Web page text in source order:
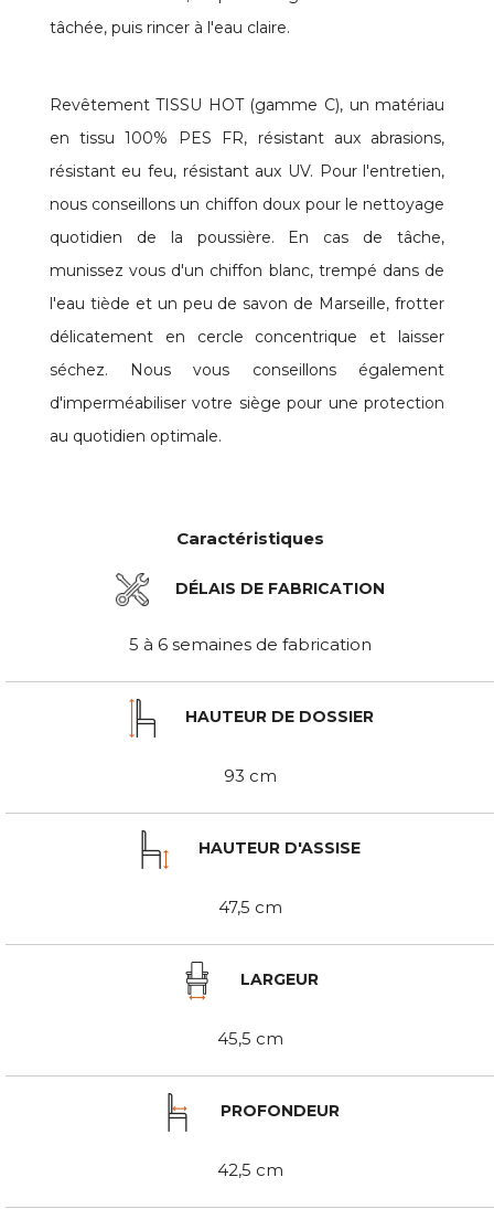
tâchée, puis rincer à l'eau claire.
Revêtement TISSU HOT (gamme C), un matériau
en tissu 100% PES FR, résistant aux abrasions,
résistant eu feu, résistant aux UV. Pour l'entretien,
nous conseillons un chiffon doux pour le nettoyage
quotidien de la poussière. En cas de tâche,
munissez vous d'un chiffon blanc, trempé dans de
l'eau tiède et un peu de savon de Marseille, frotter
délicatement en cercle concentrique et laisser
séchez. Nous vous conseillons également
d'imperméabiliser votre siège pour une protection
au quotidien optimale.
Caractéristiques
DÉLAIS DE FABRICATION
5 à 6 semaines de fabrication
HAUTEUR DE DOSSIER
93 cm
HAUTEUR D'ASSISE
47,5 cm
LARGEUR
45,5 cm
PROFONDEUR
42,5 cm